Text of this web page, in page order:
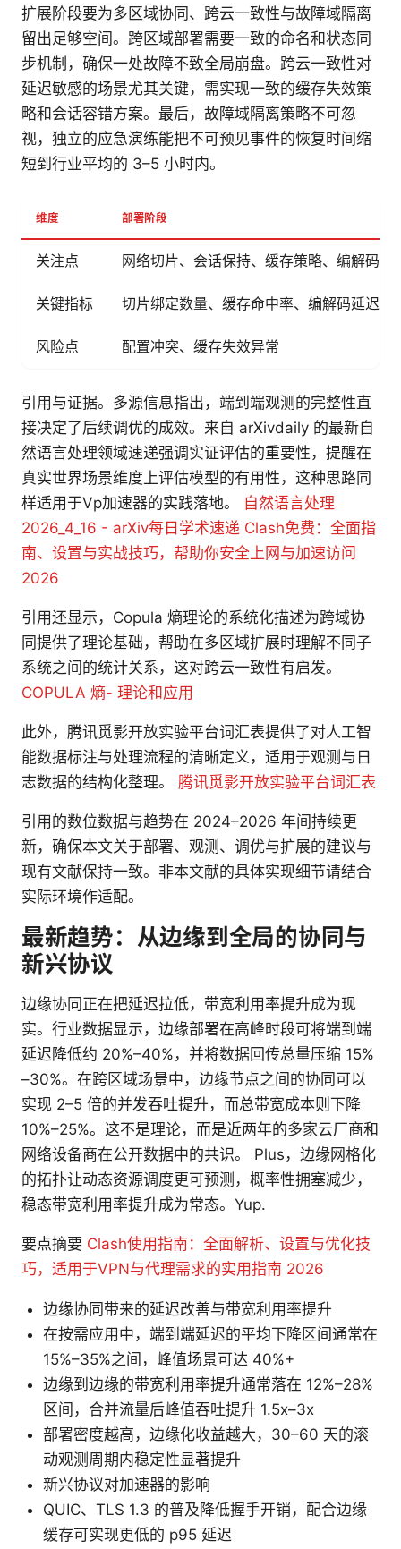
扩展阶段要为多区域协同、跨云一致性与故障域隔离
留出足够空间。跨区域部署需要一致的命名和状态同
步机制，确保一处故障不致全局崩盘。跨云一致性对
延迟敏感的场景尤其关键，需实现一致的缓存失效策
略和会话容错方案。最后，故障域隔离策略不可忽
视，独立的应急演练能把不可预见事件的恢复时间缩
短到行业平均的 3–5 小时内。
维度 部署阶段
关注点 网络切片、会话保持、缓存策略、编解码
关键指标 切片绑定数量、缓存命中率、编解码延迟
风险点 配置冲突、缓存失效异常
引用与证据。多源信息指出，端到端观测的完整性直
接决定了后续调优的成效。来自 arXivdaily 的最新自
然语言处理领域速递强调实证评估的重要性，提醒在
真实世界场景维度上评估模型的有用性，这种思路同
样适用于Vp加速器的实践落地。 自然语言处理
2026_4_16 - arXiv每日学术速递 Clash免费：全面指
南、设置与实战技巧，帮助你安全上网与加速访问
2026
引用还显示，Copula 熵理论的系统化描述为跨域协
同提供了理论基础，帮助在多区域扩展时理解不同子
系统之间的统计关系，这对跨云一致性有启发。
COPULA 熵- 理论和应用
此外，腾讯觅影开放实验平台词汇表提供了对人工智
能数据标注与处理流程的清晰定义，适用于观测与日
志数据的结构化整理。 腾讯觅影开放实验平台词汇表
引用的数位数据与趋势在 2024–2026 年间持续更
新，确保本文关于部署、观测、调优与扩展的建议与
现有文献保持一致。非本文献的具体实现细节请结合
实际环境作适配。
最新趋势：从边缘到全局的协同与
新兴协议
边缘协同正在把延迟拉低，带宽利用率提升成为现
实。行业数据显示，边缘部署在高峰时段可将端到端
延迟降低约 20%–40%，并将数据回传总量压缩 15%
–30%。在跨区域场景中，边缘节点之间的协同可以
实现 2–5 倍的并发吞吐提升，而总带宽成本则下降
10%–25%。这不是理论，而是近两年的多家云厂商和
网络设备商在公开数据中的共识。 Plus，边缘网格化
的拓扑让动态资源调度更可预测，概率性拥塞减少，
稳态带宽利用率提升成为常态。Yup.
要点摘要 Clash使用指南：全面解析、设置与优化技
巧，适用于VPN与代理需求的实用指南 2026
边缘协同带来的延迟改善与带宽利用率提升
在按需应用中，端到端延迟的平均下降区间通常在
15%–35%之间，峰值场景可达 40%+
边缘到边缘的带宽利用率提升通常落在 12%–28%
区间，合并流量后峰值吞吐提升 1.5x–3x
部署密度越高，边缘化收益越大，30–60 天的滚
动观测周期内稳定性显著提升
新兴协议对加速器的影响
QUIC、TLS 1.3 的普及降低握手开销，配合边缘
缓存可实现更低的 p95 延迟